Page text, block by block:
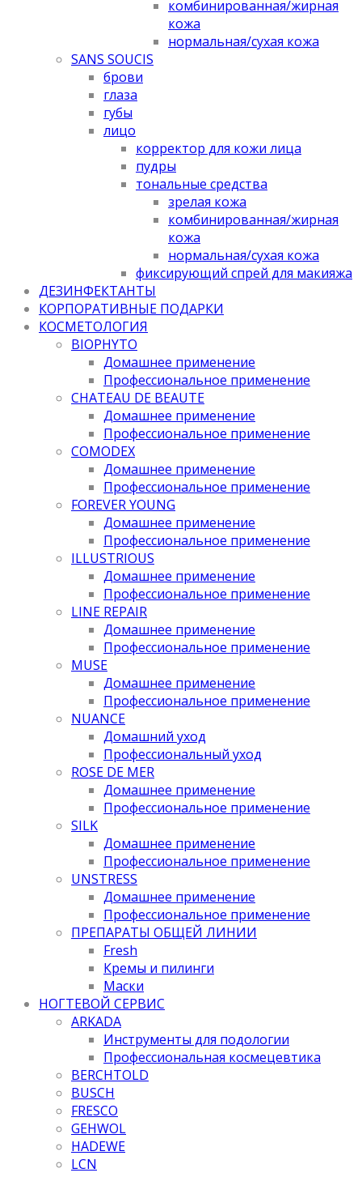
комбинированная/жирная
кожа
нормальная/cухая кожа
SANS SOUCIS
брови
глаза
губы
лицо
корректор для кожи лица
пудры
тональные средства
зрелая кожа
комбинированная/жирная
кожа
нормальная/cухая кожа
фиксирующий спрей для макияжа
ДЕЗИНФЕКТАНТЫ
КОРПОРАТИВНЫЕ ПОДАРКИ
КОСМЕТОЛОГИЯ
BIOPHYTO
Домашнее применение
Профессиональное применение
CHATEAU DE BEAUTE
Домашнее применение
Профессиональное применение
COMODEX
Домашнее применение
Профессиональное применение
FOREVER YOUNG
Домашнее применение
Профессиональное применение
ILLUSTRIOUS
Домашнее применение
Профессиональное применение
LINE REPAIR
Домашнее применение
Профессиональное применение
MUSE
Домашнее применение
Профессиональное применение
NUANCE
Домашний уход
Профессиональный уход
ROSE DE MER
Домашнее применение
Профессиональное применение
SILK
Домашнее применение
Профессиональное применение
UNSTRESS
Домашнее применение
Профессиональное применение
ПРЕПАРАТЫ ОБЩЕЙ ЛИНИИ
Fresh
Кремы и пилинги
Маски
НОГТЕВОЙ СЕРВИС
ARKADA
Инструменты для подологии
Профессиональная космецевтика
BERCHTOLD
BUSCH
FRESCO
GEHWOL
HADEWE
LCN